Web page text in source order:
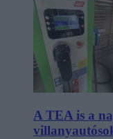
A TEA is a